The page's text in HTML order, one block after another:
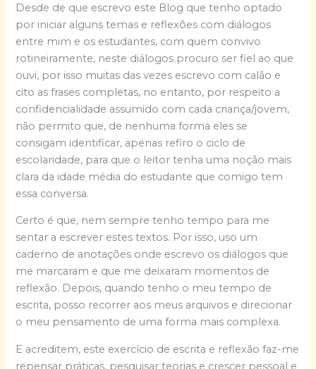
Desde de que escrevo este Blog que tenho optado
por iniciar alguns temas e reflexões com diálogos
entre mim e os estudantes, com quem convivo
rotineiramente, neste diálogos procuro ser fiel ao que
ouvi, por isso muitas das vezes escrevo com calão e
cito as frases completas, no entanto, por respeito a
confidencialidade assumido com cada criança/jovem,
não permito que, de nenhuma forma eles se
consigam identificar, apenas refiro o ciclo de
escolaridade, para que o leitor tenha uma noção mais
clara da idade média do estudante que comigo tem
essa conversa.
Certo é que, nem sempre tenho tempo para me
sentar a escrever estes textos. Por isso, uso um
caderno de anotações onde escrevo os diálogos que
me marcaram e que me deixaram momentos de
reflexão. Depois, quando tenho o meu tempo de
escrita, posso recorrer aos meus arquivos e direcionar
o meu pensamento de uma forma mais complexa.
E acreditem, este exercício de escrita e reflexão faz-me
repensar práticas, pesquisar teorias e crescer pessoal e